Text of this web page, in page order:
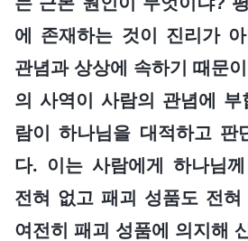
에 존재하는 것이 진리가
관념과 상상에 속하기 때문
의 사역이 사람의 관념에
람이 하나님을 대적하고 판
다. 이는 사람에게 하나님
전혀 없고 패괴 성품도 전
여전히 패괴 성품에 의지해